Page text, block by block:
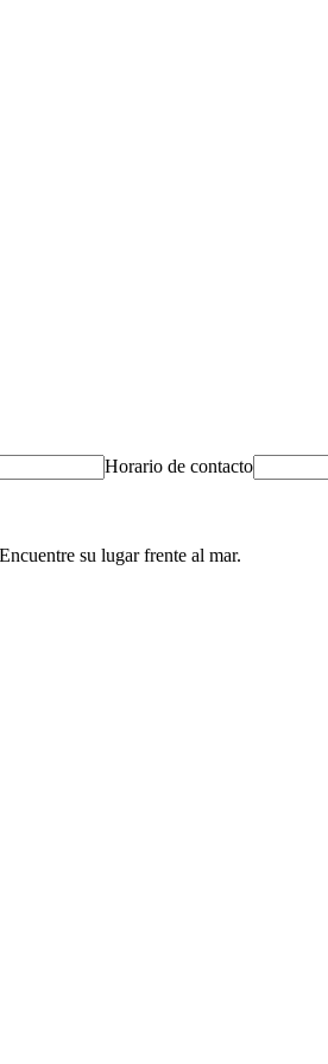
Horario de contacto
su lugar frente al mar.